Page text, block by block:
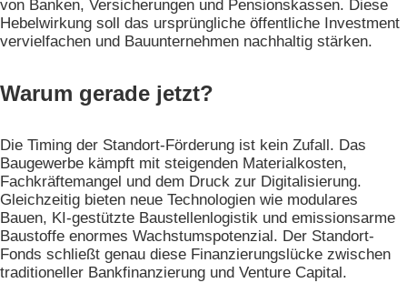
von Banken, Versicherungen und Pensionskassen. Diese
Hebelwirkung soll das ursprüngliche öffentliche Investment
vervielfachen und Bauunternehmen nachhaltig stärken.
Warum gerade jetzt?
Die Timing der Standort-Förderung ist kein Zufall. Das
Baugewerbe kämpft mit steigenden Materialkosten,
Fachkräftemangel und dem Druck zur Digitalisierung.
Gleichzeitig bieten neue Technologien wie modulares
Bauen, KI-gestützte Baustellenlogistik und emissionsarme
Baustoffe enormes Wachstumspotenzial. Der Standort-
Fonds schließt genau diese Finanzierungslücke zwischen
traditioneller Bankfinanzierung und Venture Capital.